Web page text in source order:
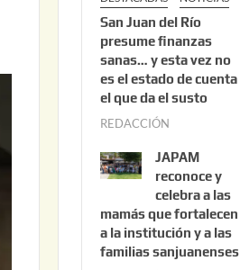
6
San Juan del Río
presume finanzas
sanas… y esta vez no
es el estado de cuenta
el que da el susto
REDACCIÓN
s
t
o
3
JAPAM
reconoce y
celebra a las
mamás que fortalecen
a la institución y a las
familias sanjuanenses